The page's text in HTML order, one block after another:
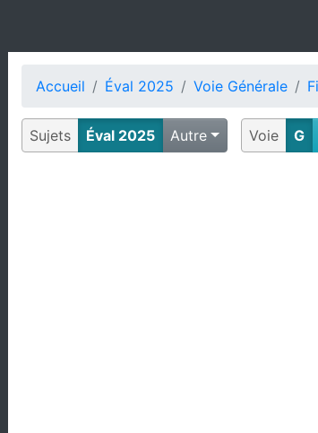
Accueil Éval 2025 Voie Générale
Sujets Éval 2025 Autre Voie G